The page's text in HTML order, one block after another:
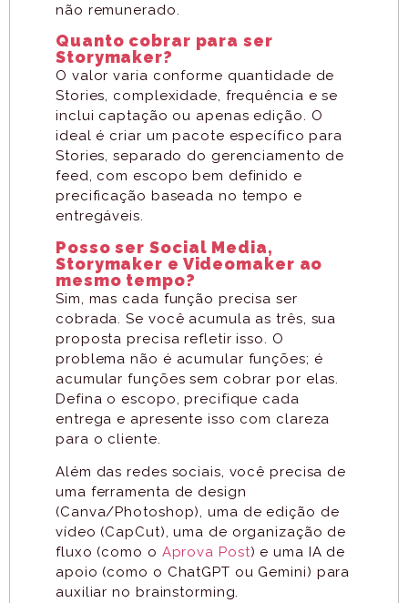
não remunerado.
Quanto cobrar para ser
Storymaker?
O valor varia conforme quantidade de
Stories, complexidade, frequência e se
inclui captação ou apenas edição. O
ideal é criar um pacote específico para
Stories, separado do gerenciamento de
feed, com escopo bem definido e
precificação baseada no tempo e
entregáveis.
Posso ser Social Media,
Storymaker e Videomaker ao
mesmo tempo?
Sim, mas cada função precisa ser
cobrada. Se você acumula as três, sua
proposta precisa refletir isso. O
problema não é acumular funções; é
acumular funções sem cobrar por elas.
Defina o escopo, precifique cada
entrega e apresente isso com clareza
para o cliente.
Além das redes sociais, você precisa de
uma ferramenta de design
(Canva/Photoshop), uma de edição de
vídeo (CapCut), uma de organização de
fluxo (como o Aprova Post) e uma IA de
apoio (como o ChatGPT ou Gemini) para
auxiliar no brainstorming.